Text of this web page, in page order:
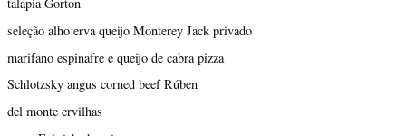
seleção alho erva queijo Monterey Jack privado
marifano espinafre e queijo de cabra pizza
Schlotzsky angus corned beef Rúben
del monte ervilhas